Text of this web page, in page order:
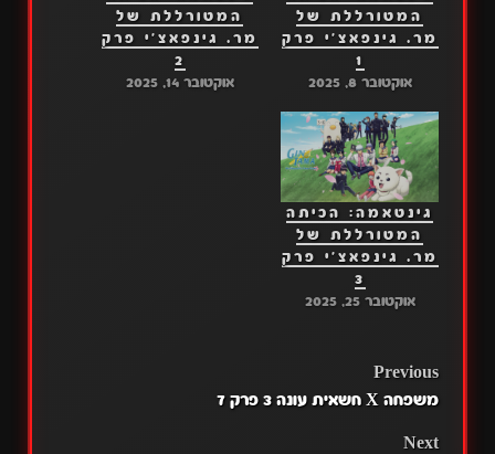
המטורללת של
מר. גינפאצ'י פרק
1
אוקטובר 8, 2025
המטורללת של
מר. גינפאצ'י פרק
2
אוקטובר 14, 2025
גינטאמה: הכיתה
המטורללת של
מר. גינפאצ'י פרק
3
אוקטובר 25, 2025
POST
Previous
משפחה X חשאית עונה 3 פרק 7
Next